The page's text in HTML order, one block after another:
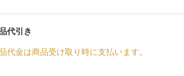
代引き
代金は商品受け取り時に支払います。